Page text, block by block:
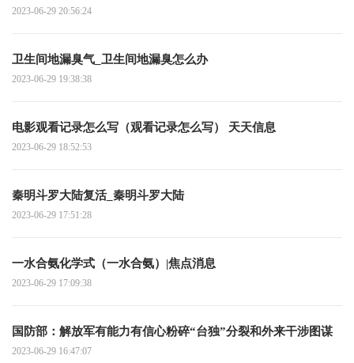
2023-06-29 20:56:24
卫生间地漏臭气_卫生间地漏臭怎么办
2023-06-29 19:38:38
电影观看记录怎么写（观看记录怎么写） 天天信息
2023-06-29 18:52:53
秦明斗罗大陆复活_秦明斗罗大陆
2023-06-29 17:51:28
一水合氨化学式（一水合氨）|焦点消息
2023-06-29 17:09:38
国防部：解放军有能力有信心粉碎“台独”分裂和外来干涉图谋
2023-06-29 16:47:07